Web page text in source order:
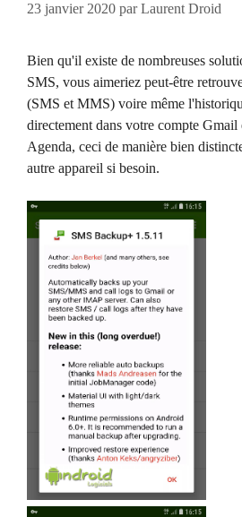
23 janvier 2020 parLaurent Droid
Bien qu'il existe de nombreuses
SMS, vous aimeriez peut-être
(SMS et MMS) voire même
directement dans votre compte
Agenda, ceci de manière bien
autre appareil si besoin.